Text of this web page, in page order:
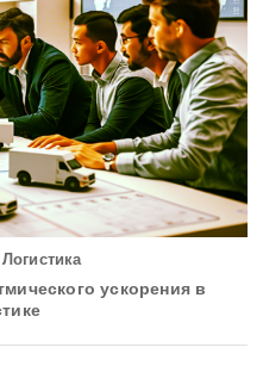
ускорения в